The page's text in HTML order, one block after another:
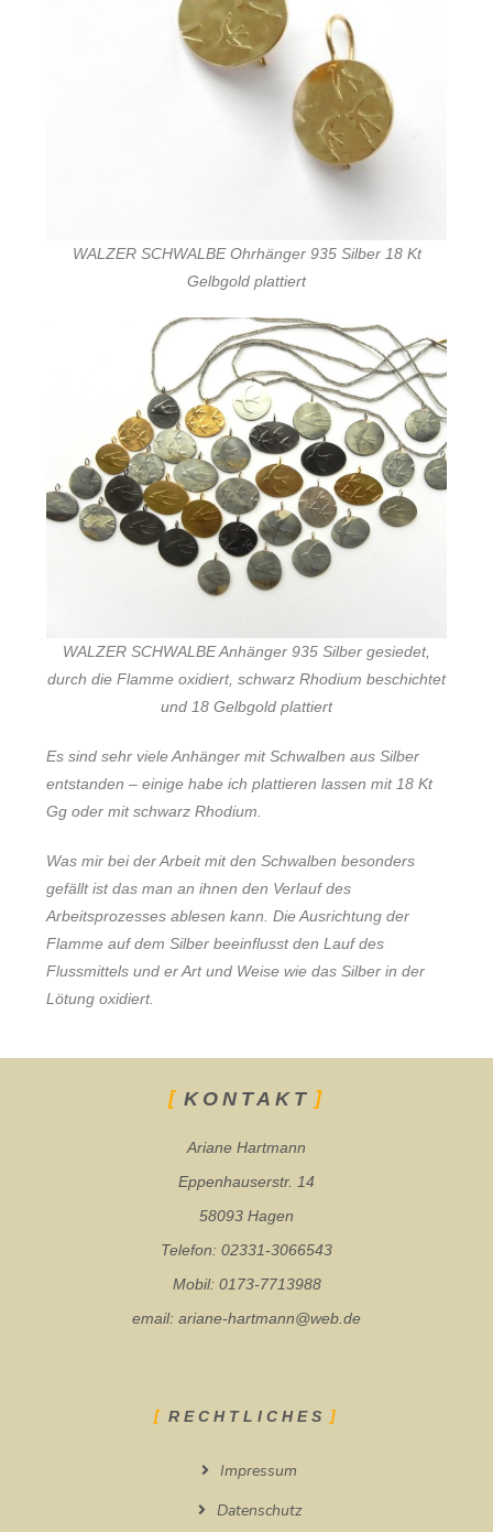
WALZER SCHWALBE Ohrhänger 935 Silber 18 Kt
Gelbgold plattiert
WALZER SCHWALBE Anhänger 935 Silber gesiedet,
durch die Flamme oxidiert, schwarz Rhodium beschichtet
und 18 Gelbgold plattiert
Es sind sehr viele Anhänger mit Schwalben aus Silber
entstanden – einige habe ich plattieren lassen mit 18 Kt
Gg oder mit schwarz Rhodium.
Was mir bei der Arbeit mit den Schwalben besonders
gefällt ist das man an ihnen den Verlauf des
Arbeitsprozesses ablesen kann. Die Ausrichtung der
Flamme auf dem Silber beeinflusst den Lauf des
Flussmittels und er Art und Weise wie das Silber in der
Lötung oxidiert.
KONTAKT
Ariane Hartmann
Eppenhauserstr. 14
58093 Hagen
Telefon: 02331-3066543
Mobil: 0173-7713988
email: ariane-hartmann@web.de
RECHTLICHES
Impressum
Datenschutz